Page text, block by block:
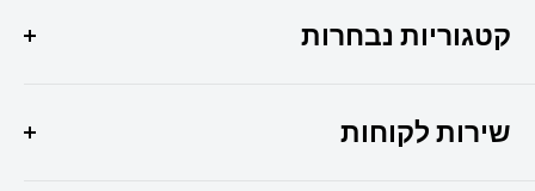
ומקצועיות במקום אחד !
037307308
קטגוריות נבחרות
ציוד משרדי
שירות לקוחות